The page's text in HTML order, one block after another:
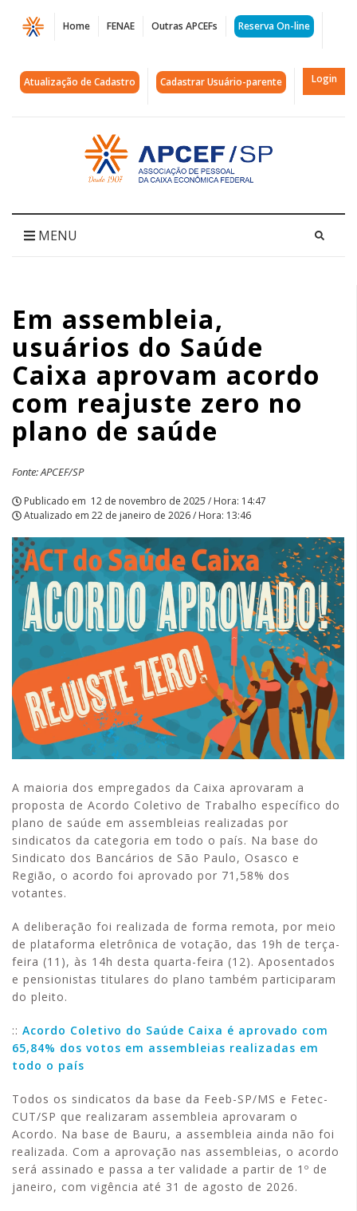
Página
Resultados
das
do
Home FENAE Outras APCEFs Reserva On-line
Atualização de Cadastro Cadastrar Usuário-parente Login
Acessar
página
inicial
MENU
Em assembleia,
usuários do Saúde
Caixa aprovam acordo
com reajuste zero no
plano de saúde
Fonte: APCEF/SP
Publicado em 12 de novembro de 2025 / Hora: 14:47
Atualizado em 22 de janeiro de 2026 / Hora: 13:46
A maioria dos empregados da Caixa aprovaram a
proposta de Acordo Coletivo de Trabalho específico do
plano de saúde em assembleias realizadas por
sindicatos da categoria em todo o país. Na base do
Sindicato dos Bancários de São Paulo, Osasco e
Região, o acordo foi aprovado por 71,58% dos
votantes.
A deliberação foi realizada de forma remota, por meio
de plataforma eletrônica de votação, das 19h de terça-
feira (11), às 14h desta quarta-feira (12). Aposentados
e pensionistas titulares do plano também participaram
do pleito.
:: Acordo Coletivo do Saúde Caixa é aprovado com
65,84% dos votos em assembleias realizadas em
todo o país
Todos os sindicatos da base da Feeb-SP/MS e Fetec-
CUT/SP que realizaram assembleia aprovaram o
Acordo. Na base de Bauru, a assembleia ainda não foi
realizada. Com a aprovação nas assembleias, o acordo
será assinado e passa a ter validade a partir de 1º de
janeiro, com vigência até 31 de agosto de 2026.